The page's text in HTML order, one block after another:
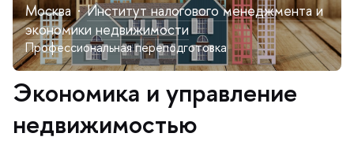
Москва · Институт налогового менеджмента и
экономики недвижимости
Экономика и управление
недвижимостью